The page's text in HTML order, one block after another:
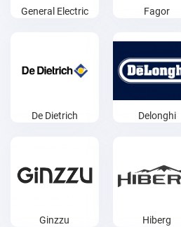
General Electric Fagor
De Dietrich Delonghi
Ginzzu Hiberg